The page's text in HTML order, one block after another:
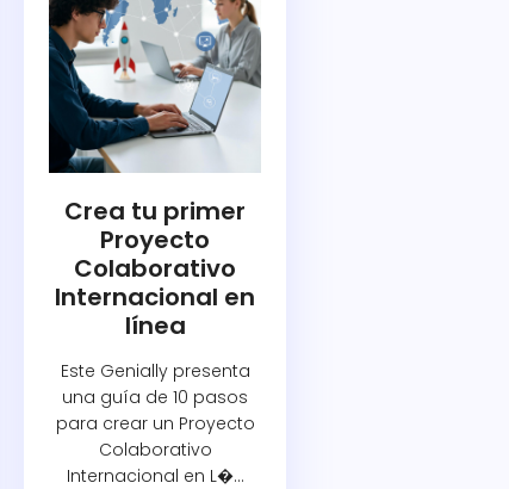
Crea tu primer
Proyecto
Colaborativo
Internacional en
línea
Este Genially presenta
una guía de 10 pasos
para crear un Proyecto
Colaborativo
Internacional en L�...